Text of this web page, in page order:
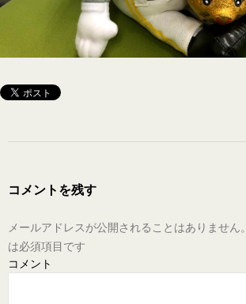
コメントを残す
メールアドレスが公開されることはありません。
は必須項目です
コメント